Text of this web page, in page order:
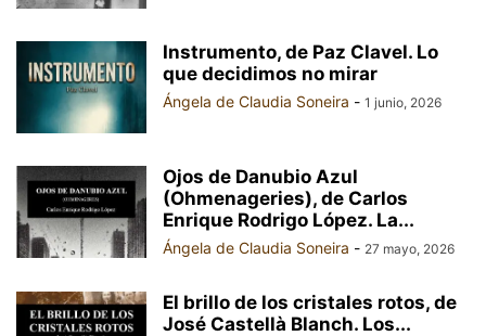
Instrumento, de Paz Clavel. Lo
que decidimos no mirar
Ángela de Claudia Soneira - 1 junio, 2026
Ojos de Danubio Azul
(Ohmenageries), de Carlos
Enrique Rodrigo López. La...
Ángela de Claudia Soneira - 27 mayo, 2026
El brillo de los cristales rotos, de
José Castellà Blanch. Los...